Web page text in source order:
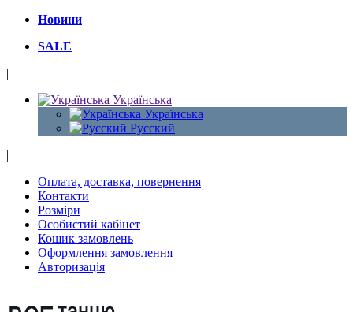
Новини
SALE
|
Українська
Українська
Русский
|
Оплата, доставка, повернення
Контакти
Розміри
Особистий кабінет
Кошик замовлень
Оформлення замовлення
Авторизація